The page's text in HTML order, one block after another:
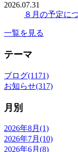
2026.07.31
８月の予定に
一覧を見る
テーマ
ブログ(1171)
お知らせ(317)
月別
2026年8月(1)
2026年7月(10)
2026年6月(8)